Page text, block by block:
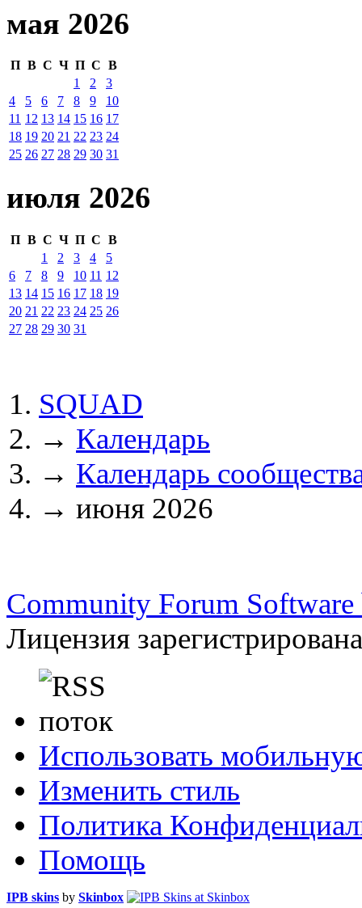
мая 2026
П В С Ч П С В
1
2
3
4
5 6 7 8 9
10
11 12 13 14 15 16 17
18 19 20 21 22 23 24
25 26 27 28 29 30 31
июля 2026
П В С Ч П С В
1
2 3 4
5
6
7 8 9 10 11 12
13 14 15 16 17 18 19
20 21 22 23 24 25 26
27 28 29 30 31
SQUAD
→ Календарь
→ Календарь
→ июня 2026
Community Forum Software
Лицензия
Использовать
Изменить стиль
Политика
Помощь
IPB skins by Skinbox